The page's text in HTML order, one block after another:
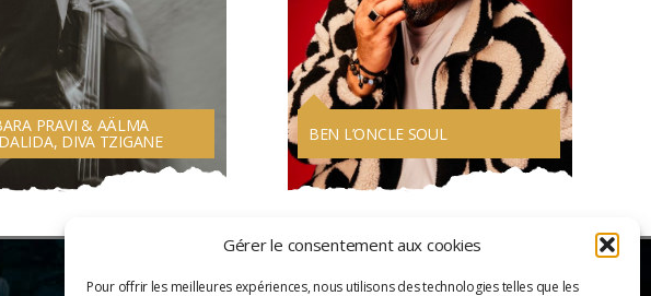
Gérer le consentement aux cookies
Pour offrir les meilleures expériences, nous utilisons des technologies telles que les
PRAVI & AÄLMA
DIVA TZIGANE BEN L’ONCLE SOUL